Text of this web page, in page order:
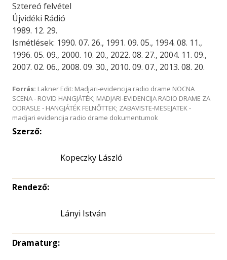
Sztereó felvétel
Újvidéki Rádió
1989. 12. 29.
Ismétlések: 1990. 07. 26., 1991. 09. 05., 1994. 08. 11.,
1996. 05. 09., 2000. 10. 20., 2022. 08. 27., 2004. 11. 09.,
2007. 02. 06., 2008. 09. 30., 2010. 09. 07., 2013. 08. 20.
Forrás: Lakner Edit: Madjari-evidencija radio drame NOCNA
SCENA - RÖVID HANGJÁTÉK; MADJARI-EVIDENCIJA RADIO DRAME ZA
ODRASLE - HANGJÁTÉK FELNŐTTEK; ZABAVISTE-MESEJATEK -
madjari evidencija radio drame dokumentumok
Szerző:
Kopeczky László
Rendező:
Lányi István
Dramaturg: